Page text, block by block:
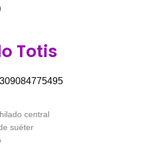
Totis
central
suéter